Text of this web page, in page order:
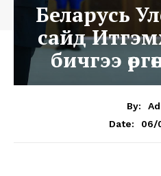
Беларусь
сайд
бичгээ
By:
Date:
06/